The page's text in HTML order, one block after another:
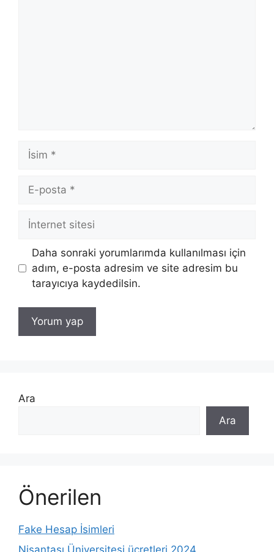
İsim
posta
İnternet
Daha sonraki yorumlarımda kullanılması için
adım, e-posta adresim ve site adresim bu
tarayıcıya kaydedilsin.
Ara
Ara
Önerilen
Fake Hesap İsimleri
Nişantaşı Üniversitesi ücretleri 2024